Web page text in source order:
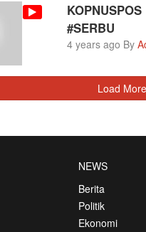
#SERBU
4 years ago By
Load More
NEWS
Berita
Politik
Ekonomi